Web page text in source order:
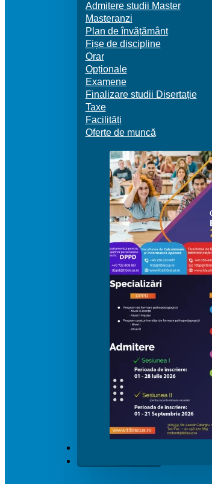
Admitere studii Master
Masteranzi
Plan de învățământ
Fișe de discipline
Orar
Opționale
Examene
Finalizare studii Disertație
Taxe
Facilități
Oferte de muncă